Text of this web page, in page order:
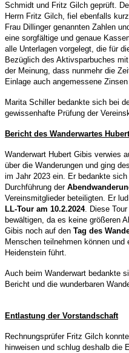
Schmidt und Fritz Gilch geprüft.
Herrn Fritz Gilch, fiel ebenfalls
Frau Dillinger genannten Zahlen
eine sorgfältige und genaue
alle Unterlagen vorgelegt, die für
Bezüglich des Aktivsparbuches
der Meinung, dass nunmehr die
Einlage auch angemessene
Marita Schiller bedankte sich bei
gewissenhafte Prüfung der
Bericht des Wanderwartes
Wanderwart Hubert Gibis verwies
über die Wanderungen und ging
im Jahr 2023 ein. Er bedankte
Durchführung der
Vereinsmitglieder beteiligten. Er
LL-Tour am 10.2.2024. Diese
bewältigen, da es keine größeren
Gibis noch auf den Tag des
Menschen teilnehmen können und
Heidenstein führt.
Auch beim Wanderwart bedankte
Bericht und die wunderbaren
Entlastung der Vorstandschaft
Rechnungsprüfer Fritz Gilch
hinweisen und schlug deshalb die